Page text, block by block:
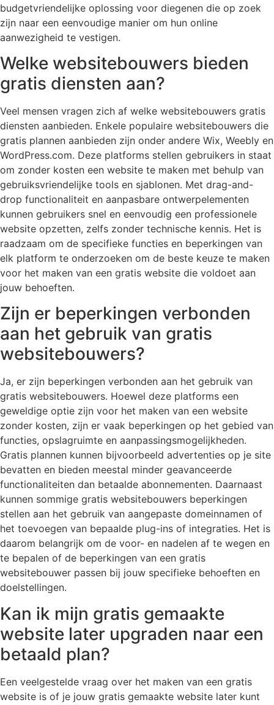
budgetvriendelijke oplossing voor diegenen die op zoek
zijn naar een eenvoudige manier om hun online
aanwezigheid te vestigen.
Welke websitebouwers bieden
gratis diensten aan?
Veel mensen vragen zich af welke websitebouwers gratis
diensten aanbieden. Enkele populaire websitebouwers die
gratis plannen aanbieden zijn onder andere Wix, Weebly en
WordPress.com. Deze platforms stellen gebruikers in staat
om zonder kosten een website te maken met behulp van
gebruiksvriendelijke tools en sjablonen. Met drag-and-
drop functionaliteit en aanpasbare ontwerpelementen
kunnen gebruikers snel en eenvoudig een professionele
website opzetten, zelfs zonder technische kennis. Het is
raadzaam om de specifieke functies en beperkingen van
elk platform te onderzoeken om de beste keuze te maken
voor het maken van een gratis website die voldoet aan
jouw behoeften.
Zijn er beperkingen verbonden
aan het gebruik van gratis
websitebouwers?
Ja, er zijn beperkingen verbonden aan het gebruik van
gratis websitebouwers. Hoewel deze platforms een
geweldige optie zijn voor het maken van een website
zonder kosten, zijn er vaak beperkingen op het gebied van
functies, opslagruimte en aanpassingsmogelijkheden.
Gratis plannen kunnen bijvoorbeeld advertenties op je site
bevatten en bieden meestal minder geavanceerde
functionaliteiten dan betaalde abonnementen. Daarnaast
kunnen sommige gratis websitebouwers beperkingen
stellen aan het gebruik van aangepaste domeinnamen of
het toevoegen van bepaalde plug-ins of integraties. Het is
daarom belangrijk om de voor- en nadelen af te wegen en
te bepalen of de beperkingen van een gratis
websitebouwer passen bij jouw specifieke behoeften en
doelstellingen.
Kan ik mijn gratis gemaakte
website later upgraden naar een
betaald plan?
Een veelgestelde vraag over het maken van een gratis
website is of je jouw gratis gemaakte website later kunt